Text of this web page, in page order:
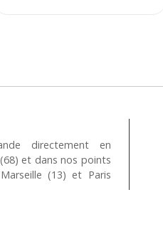
directement en
et dans nos points
(13) et Paris